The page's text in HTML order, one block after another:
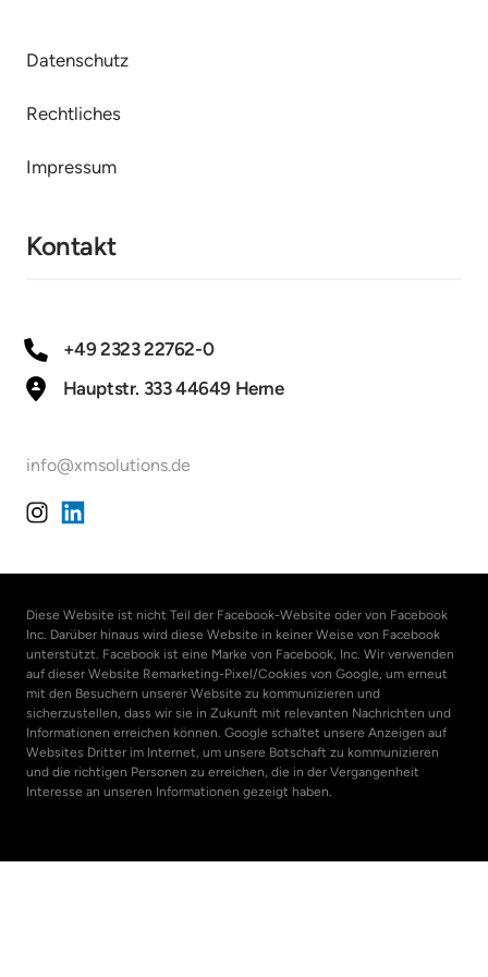
Datenschutz
Rechtliches
Impressum
Kontakt
+49 2323 22762-0
Hauptstr. 333 44649 Herne
info@xmsolutions.de
Diese Website ist nicht Teil der Facebook-Website oder von Facebook
Inc. Darüber hinaus wird diese Website in keiner Weise von Facebook
unterstützt. Facebook ist eine Marke von Facebook, Inc. Wir verwenden
auf dieser Website Remarketing-Pixel/Cookies von Google, um erneut
mit den Besuchern unserer Website zu kommunizieren und
sicherzustellen, dass wir sie in Zukunft mit relevanten Nachrichten und
Informationen erreichen können. Google schaltet unsere Anzeigen auf
Websites Dritter im Internet, um unsere Botschaft zu kommunizieren
und die richtigen Personen zu erreichen, die in der Vergangenheit
Interesse an unseren Informationen gezeigt haben.